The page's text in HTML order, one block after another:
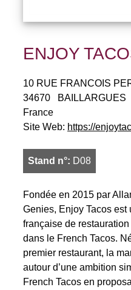
ENJOY
10 RUE FRANCOIS
34670
BAILLARGUES
France
Site Web: https://
Stand n°: D08
Fondée en 2015 par
Genies, Enjoy Tacos est
française de
dans le French Tacos.
premier restaurant, la
autour d’une ambition
French Tacos en